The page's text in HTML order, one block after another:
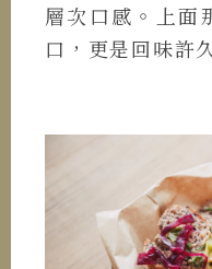
層次口感。上面
口，更是回味許